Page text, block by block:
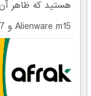
Alienware m15 و m17 را برای شما معرفی کرده است.